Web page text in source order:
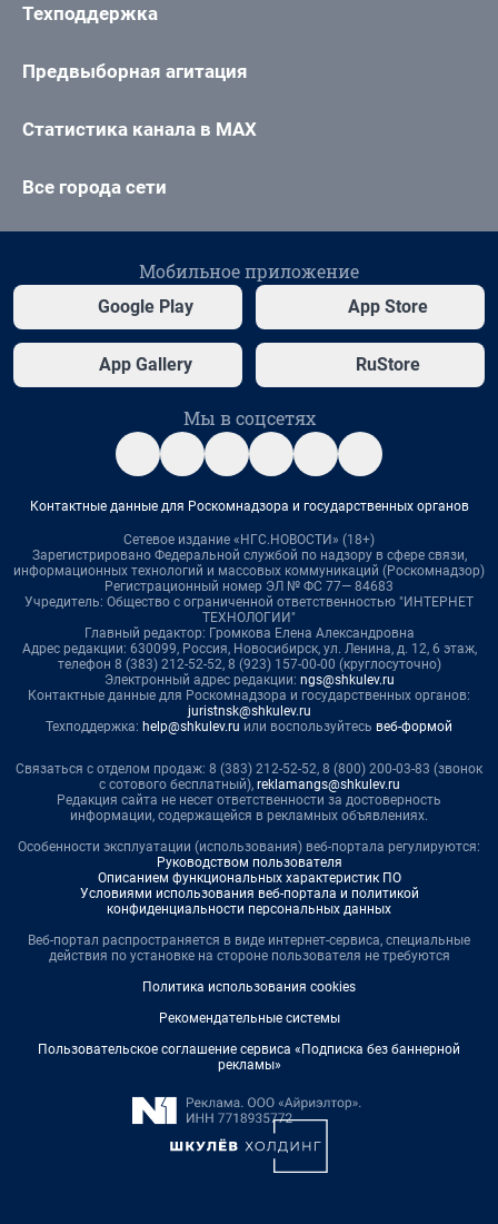
Техподдержка
Предвыборная агитация
Статистика канала в MAX
Все города сети
Мобильное приложение
Google Play App Store
App Gallery RuStore
Мы в соцсетях
Контактные данные для Роскомнадзора и государственных органов
Сетевое издание «НГС.НОВОСТИ» (18+)
Зарегистрировано Федеральной службой по надзору в сфере связи,
информационных технологий и массовых коммуникаций (Роскомнадзор)
Регистрационный номер ЭЛ № ФС 77— 84683
Учредитель: Общество с ограниченной ответственностью "ИНТЕРНЕТ
ТЕХНОЛОГИИ"
Главный редактор: Громкова Елена Александровна
Адрес редакции: 630099, Россия, Новосибирск, ул. Ленина, д. 12, 6 этаж,
телефон 8 (383) 212-52-52, 8 (923) 157-00-00 (круглосуточно)
Электронный адрес редакции: ngs@shkulev.ru
Контактные данные для Роскомнадзора и государственных органов:
juristnsk@shkulev.ru
Техподдержка: help@shkulev.ru или воспользуйтесь веб-формой
Связаться с отделом продаж: 8 (383) 212-52-52, 8 (800) 200-03-83 (звонок
с сотового бесплатный), reklamangs@shkulev.ru
Редакция сайта не несет ответственности за достоверность
информации, содержащейся в рекламных объявлениях.
Особенности эксплуатации (использования) веб-портала регулируются:
Руководством пользователя
Описанием функциональных характеристик ПО
Условиями использования веб-портала и политикой
конфиденциальности персональных данных
Веб-портал распространяется в виде интернет-сервиса, специальные
действия по установке на стороне пользователя не требуются
Политика использования cookies
Рекомендательные системы
Пользовательское соглашение сервиса «Подписка без баннерной
рекламы»